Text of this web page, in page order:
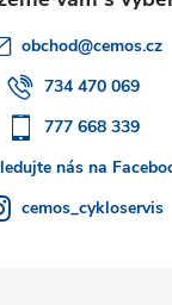
obchod@cemos.cz
734 470 069
777 668 339
nás na
cemos_cykloservis